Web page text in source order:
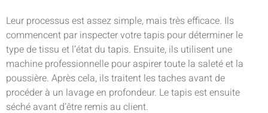
Leur processus est assez simple, mais très efficace. Ils
commencent par inspecter votre tapis pour déterminer le
type de tissu et l’état du tapis. Ensuite, ils utilisent une
machine professionnelle pour aspirer toute la saleté et la
poussière. Après cela, ils traitent les taches avant de
procéder à un lavage en profondeur. Le tapis est ensuite
séché avant d’être remis au client.